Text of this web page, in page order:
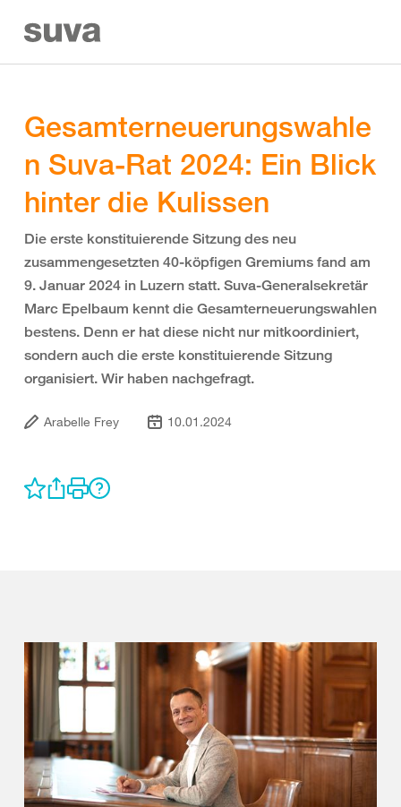
Gesamterneuerungswahle
n Suva-Rat 2024: Ein Blick
hinter die Kulissen
Die erste konstituierende Sitzung des neu
zusammengesetzten 40-köpfigen Gremiums fand am
9. Januar 2024 in Luzern statt. Suva-Generalsekretär
Marc Epelbaum kennt die Gesamterneuerungswahlen
bestens. Denn er hat diese nicht nur mitkoordiniert,
sondern auch die erste konstituierende Sitzung
organisiert. Wir haben nachgefragt.
Arabelle Frey 10.01.2024